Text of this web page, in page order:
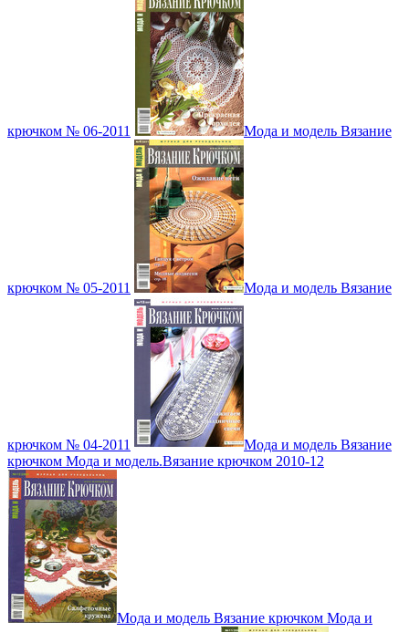
крючком № 06-2011 Мода и модель Вязание
крючком № 05-2011 Мода и модель Вязание
крючком № 04-2011
Мода и модель Вязание
крючком Мода и модель.Вязание крючком 2010-12
Мода и модель Вязание крючком Мода и